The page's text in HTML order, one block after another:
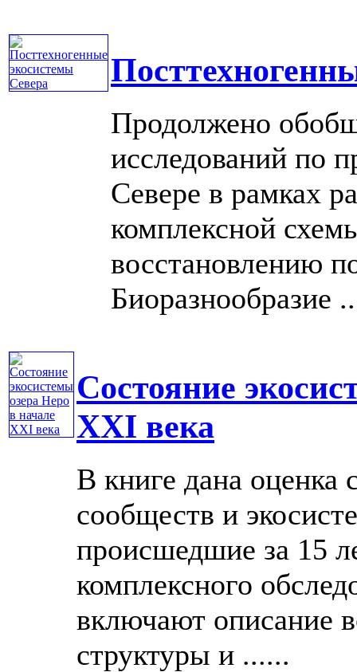
Продолжено
исследований по
Севере в рамках
комплексной
восстановлению
Биоразнообразие
Состояние
XXI века
В книге дана оценка
сообществ и
происшедшие за 15
комплексного
включают описание
структуры и ......